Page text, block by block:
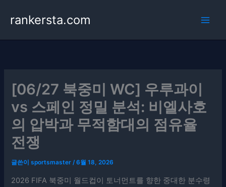
로
rankersta.com
[06/27 북중미 WC] 우루과이
vs 스페인 정밀 분석: 비엘사호
의 압박과 무적함대의 점유율
전쟁
글쓴이sportsmaster/6월 18, 2026
2026 FIFA 북중미 월드컵이 토너먼트를 향한 중대한 분수령